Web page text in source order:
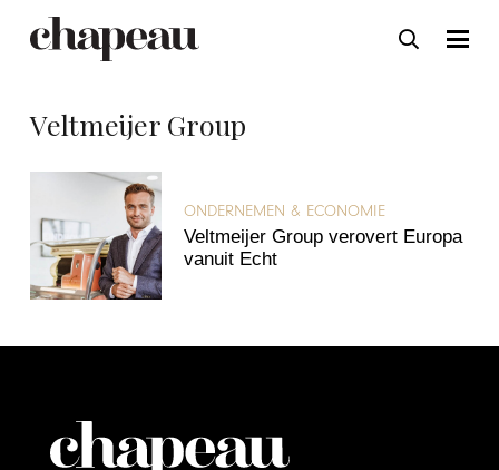
Veltmeijer Group
ONDERNEMEN & ECONOMIE
Veltmeijer Group verovert Europa
vanuit Echt